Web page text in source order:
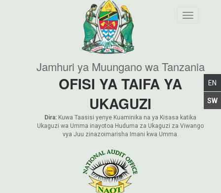
Toggle
Jamhuri ya Muungano wa Tanzania
OFISI YA TAIFA YA
UKAGUZI
Dira: Kuwa Taasisi yenye Kuaminika na ya Kisasa katika
Ukaguzi wa Umma inayotoa Huduma za Ukaguzi za Viwango
vya Juu zinazoimarisha Imani kwa Umma.